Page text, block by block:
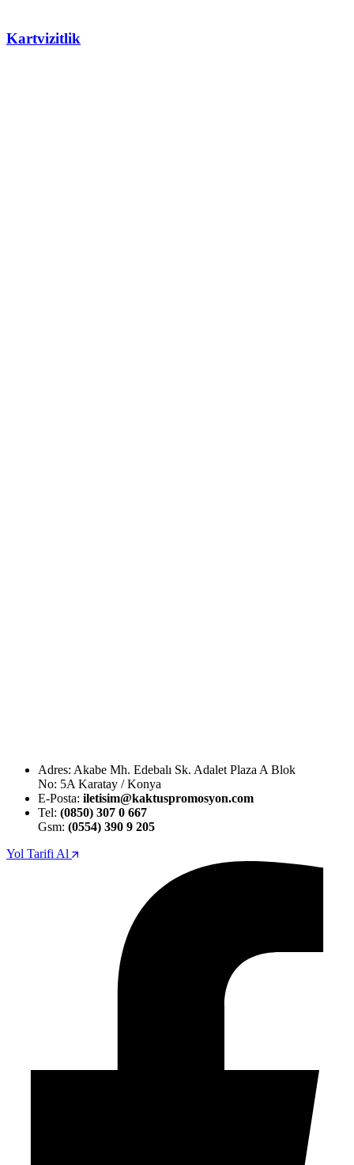
Kartvizitlik
Adres: Akabe Mh. Edebalı Sk. Adalet Plaza A Blok
No: 5A Karatay / Konya
E-Posta: iletisim@kaktuspromosyon.com
Tel: (0850) 307 0 667
Gsm: (0554) 390 9 205
Yol Tarifi Al